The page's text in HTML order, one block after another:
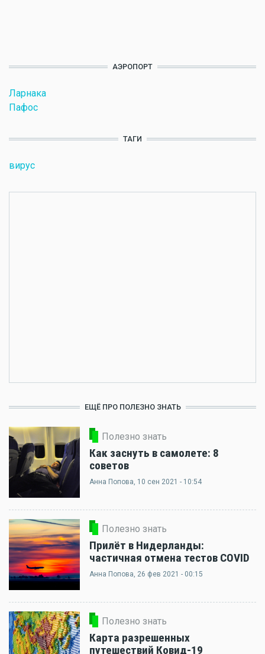
АЭРОПОРТ
Ларнака
Пафос
ТАГИ
вирус
ЕЩЁ ПРО ПОЛЕЗНО ЗНАТЬ
Полезно знать
Как заснуть в самолете: 8
советов
Анна Попова, 10 сен 2021 - 10:54
Полезно знать
Прилёт в Нидерланды:
частичная отмена тестов COVID
Анна Попова, 26 фев 2021 - 00:15
Полезно знать
Карта разрешенных
путешествий Ковид-19